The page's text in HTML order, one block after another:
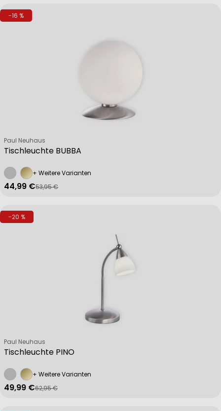
-16 %
Tischleuchte BUBBA
Verkäufer:
Paul Neuhaus
+ Weitere Varianten
Verkaufspreis
44,99 €
Regulärer Preis
53,95 €
-20 %
Tischleuchte PINO
Verkäufer:
Paul Neuhaus
+ Weitere Varianten
Verkaufspreis
49,99 €
Regulärer Preis
62,95 €